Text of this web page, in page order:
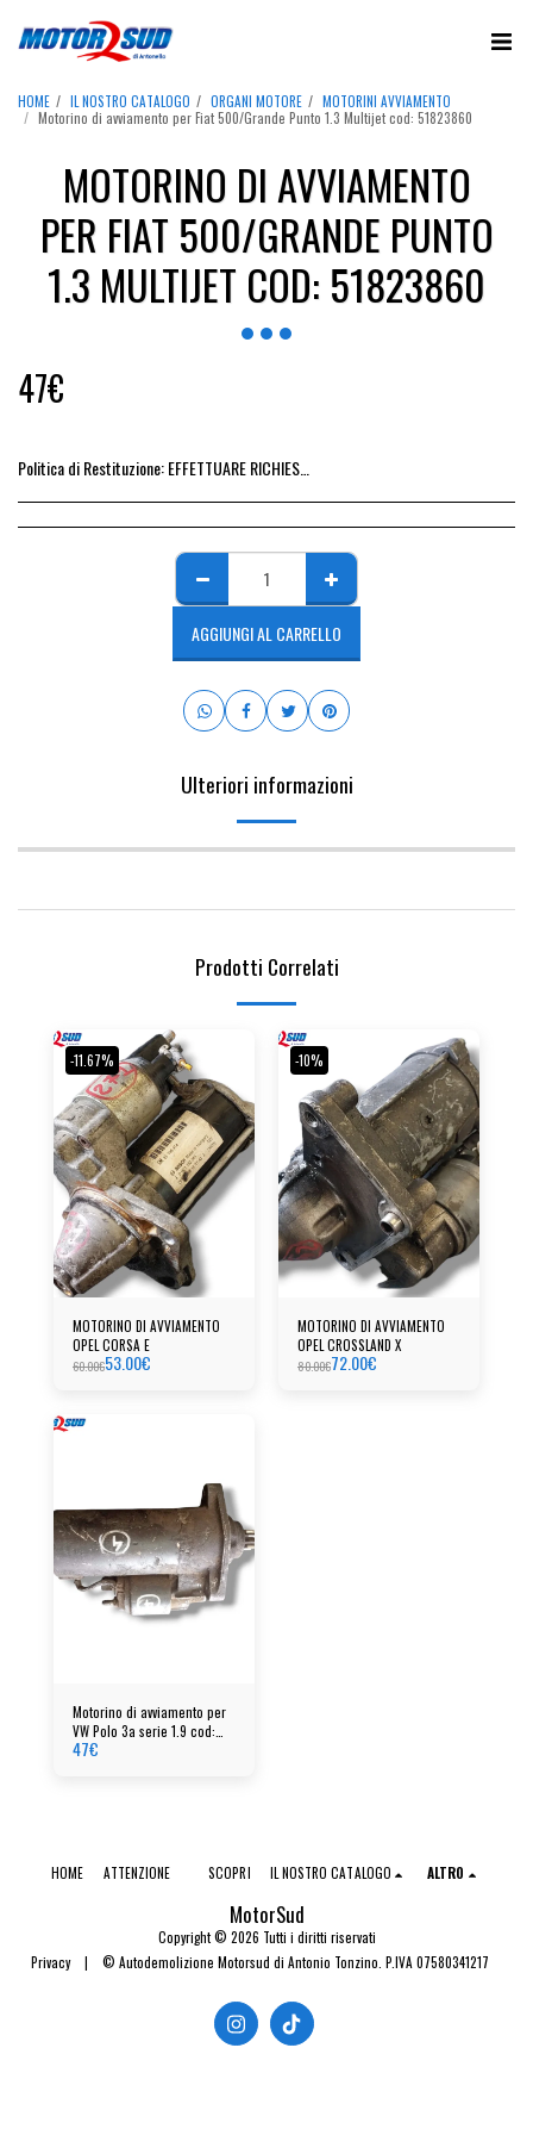
HOME IL NOSTRO CATALOGO ORGANI MOTORE
MOTORINI AVVIAMENTO
Motorino di avviamento per Fiat 500/Grande Punto 1.3 Multijet cod: 51823860
MOTORINO DI AVVIAMENTO
PER FIAT 500/GRANDE PUNTO
1.3 MULTIJET COD: 51823860
47€
Politica di Restituzione:EFFETTUARE RICHIESTA DI RESO ENTRO 14 GIORNI DALL&#039;ACQUISTO DEL RICAMBIO, IL RIMBORSO VIENE EMESSO ALLA CONSEGNA DEL RICAMBIO IN SEDE.
AGGIUNGI AL CARRELLO
Ulteriori informazioni
Prodotti Correlati
-11.67%
MOTORINO DI AVVIAMENTO
OPEL CORSA E
60.00€53.00€
-10%
MOTORINO DI AVVIAMENTO
OPEL CROSSLAND X
80.00€72.00€
Motorino di avviamento per
VW Polo 3a serie 1.9 cod:
001124011 - 085911023a
47€
MotorSud
Copyright © 2026 Tutti i diritti riservati
Privacy| © Autodemolizione Motorsud di Antonio Tonzino. P.IVA 07580341217
HOME ATTENZIONE SCOPRI IL NOSTRO CATALOGO ALTRO